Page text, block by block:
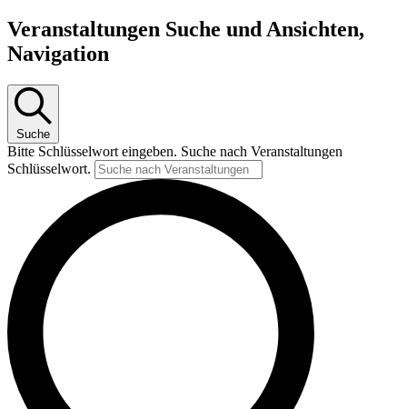
Veranstaltungen Suche und Ansichten,
Navigation
Suche
Bitte Schlüsselwort eingeben. Suche nach Veranstaltungen
Schlüsselwort.